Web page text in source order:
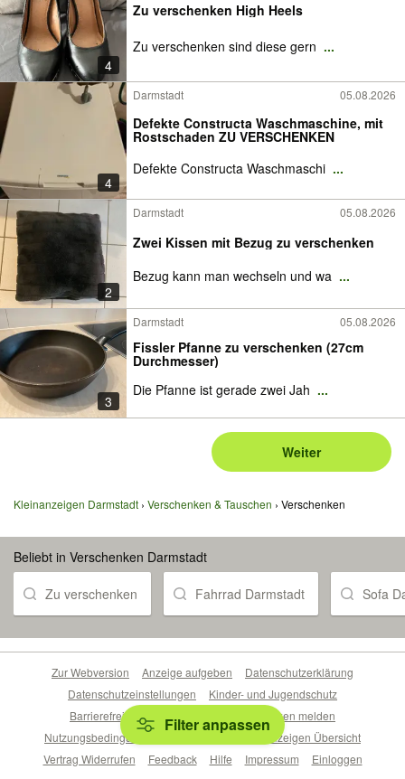
4
Zu verschenken High Heels
Zu verschenken sind diese gern ...
4
Darmstadt 05.08.2026
Defekte Constructa Waschmaschine, mit
Rostschaden ZU VERSCHENKEN
Defekte Constructa Waschmaschi ...
2
Darmstadt 05.08.2026
Zwei Kissen mit Bezug zu verschenken
Bezug kann man wechseln und wa ...
3
Darmstadt 05.08.2026
Fissler Pfanne zu verschenken (27cm
Durchmesser)
Die Pfanne ist gerade zwei Jah ...
Weiter
Kleinanzeigen Darmstadt Verschenken & Tauschen Verschenken
Beliebt in Verschenken Darmstadt
Zu verschenken Fahrrad Darmstadt Sofa
Filter anpassen
Zur Webversion Anzeige aufgeben
Datenschutzerklärung
Datenschutzeinstellungen
Kinder- und Jugendschutz
Barrierefreiheitserklärung
Sicherheitslücken melden
Nutzungsbedingungen
Beliebte Suchen
Anzeigen Übersicht
Vertrag Widerrufen
Feedback Hilfe Impressum Einloggen